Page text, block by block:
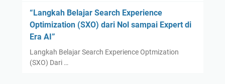
“Langkah Belajar Search Experience
Optimization (SXO) dari Nol sampai Expert di
Era AI”
Langkah Belajar Search Experience Optmization
(SXO) Dari …